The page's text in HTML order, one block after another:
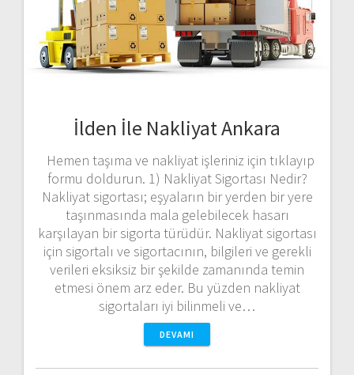
İlden İle Nakliyat Ankara
Hemen taşıma ve nakliyat işleriniz için tıklayıp
formu doldurun. 1) Nakliyat Sigortası Nedir?
Nakliyat sigortası; eşyaların bir yerden bir yere
taşınmasında mala gelebilecek hasarı
karşılayan bir sigorta türüdür. Nakliyat sigortası
için sigortalı ve sigortacının, bilgileri ve gerekli
verileri eksiksiz bir şekilde zamanında temin
etmesi önem arz eder. Bu yüzden nakliyat
sigortaları iyi bilinmeli ve…
DEVAMI